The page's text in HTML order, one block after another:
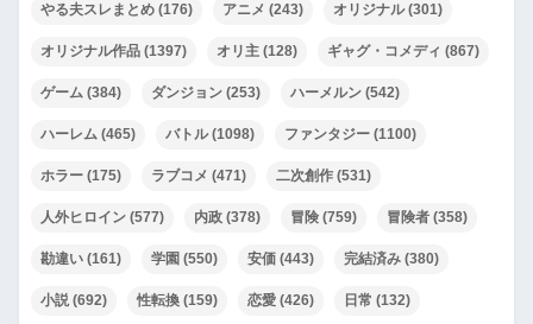
やる夫スレまとめ (176) アニメ (243) オリジナル(301)
オリジナル作品 (1397) オリ主 (128) ギャグ・コメディ (867)
ゲーム (384) ダンジョン (253) ハーメルン (542)
ハーレム (465) バトル(1098) ファンタジー (1100)
ホラー (175) ラブコメ (471) 二次創作 (531)
人外ヒロイン (577) 内政 (378) 冒険 (759) 冒険者 (358)
勘違い (161) 学園 (550) 安価 (443) 完結済み (380)
小説(692) 性転換 (159) 恋愛 (426) 日常 (132)